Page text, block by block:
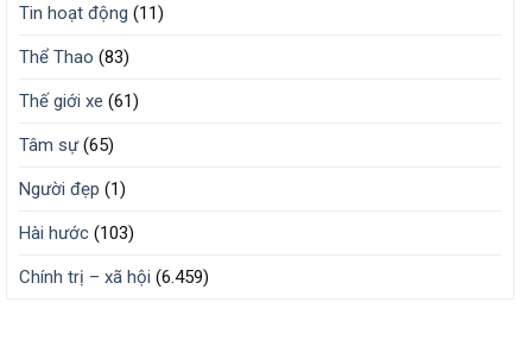
Tin hoạt động (11)
Thể Thao (83)
Thế giới xe (61)
Tâm sự(65)
Người đẹp (1)
Hài hước (103)
Chính trị – xã hội (6.459)